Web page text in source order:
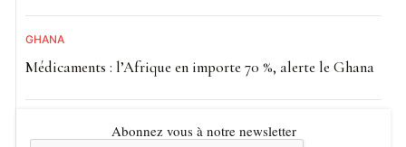
GHANA
Médicaments : l’Afrique en importe 70 %, alerte le Ghana
Abonnez vous à notre newsletter